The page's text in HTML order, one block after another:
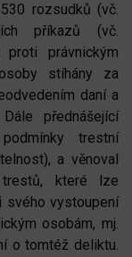
rozsudků (vč.
příkazů (vč.
proti právnickým
stíhány za
daní a
přednášející
trestní
a věnoval
které lze
svého vystoupení
osobám, mj.
o tomtéž deliktu.